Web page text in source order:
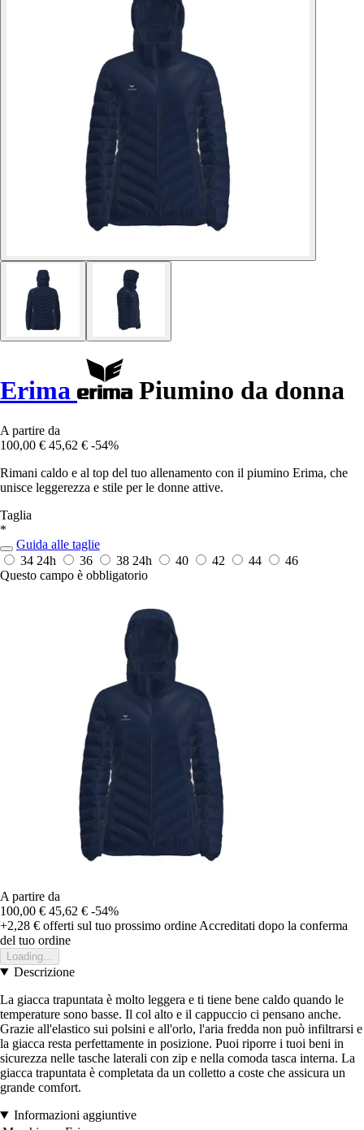
Erima Piumino da donna
A partire da
100,00 € 45,62 € -54%
Rimani caldo e al top del tuo allenamento con il piumino Erima, che
unisce leggerezza e stile per le donne attive.
Taglia
*
Guida alle taglie
34 24h 36 38 24h 40 42 44
46
Questo campo è obbligatorio
A partire da
100,00 € 45,62 € -54%
+2,28 € offerti sul tuo prossimo ordine Accreditati dopo la conferma
del tuo ordine
Loading...
Descrizione
La giacca trapuntata è molto leggera e ti tiene bene caldo quando le
temperature sono basse. Il col alto e il cappuccio ci pensano anche.
Grazie all'elastico sui polsini e all'orlo, l'aria fredda non può infiltrarsi e
la giacca resta perfettamente in posizione. Puoi riporre i tuoi beni in
sicurezza nelle tasche laterali con zip e nella comoda tasca interna. La
giacca trapuntata è completata da un colletto a coste che assicura un
grande comfort.
Informazioni aggiuntive